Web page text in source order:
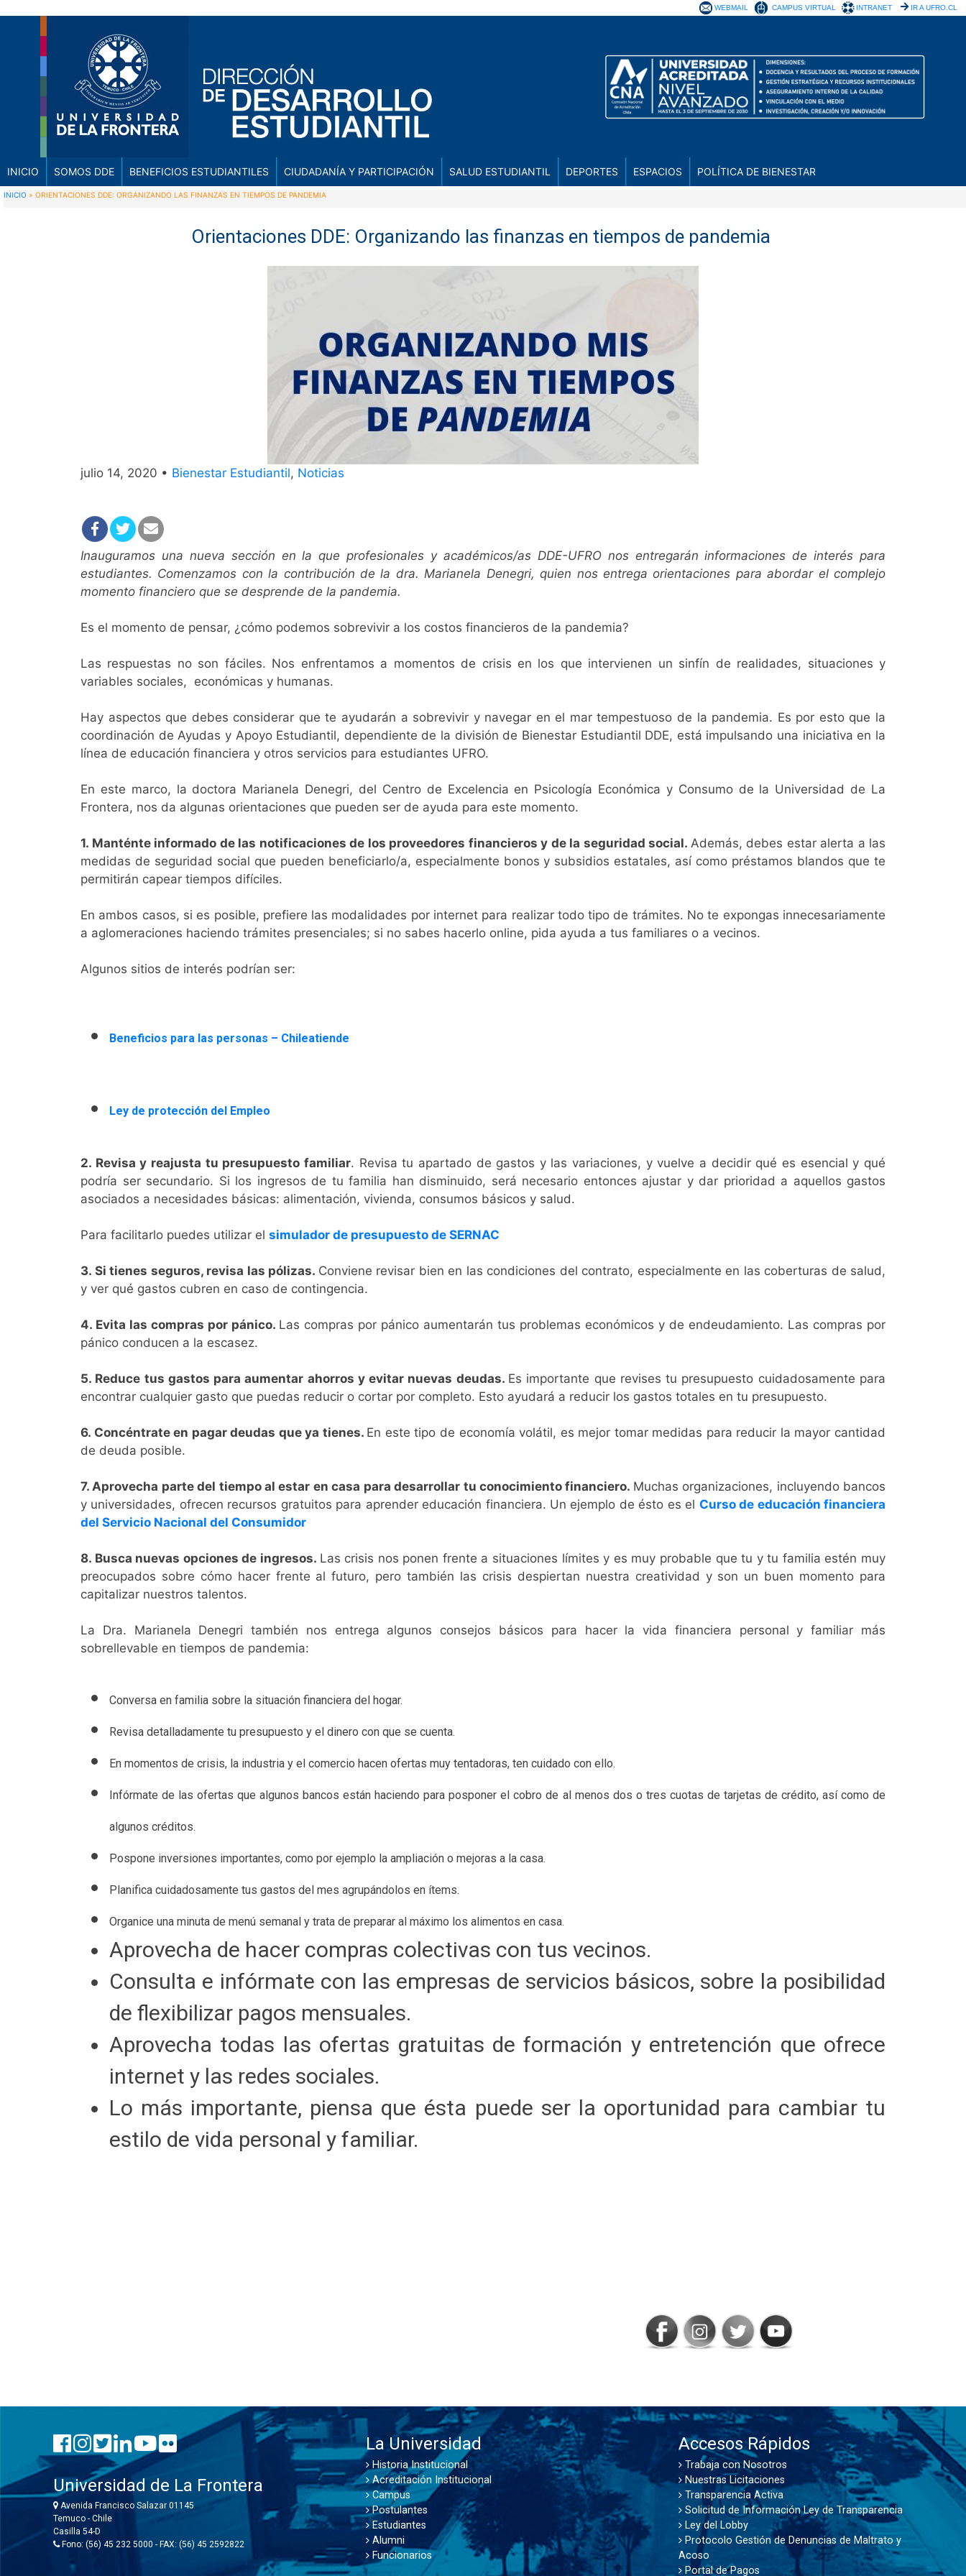
WEBMAIL CAMPUS VIRTUAL INTRANET IR A UFRO.CL
INICIO SOMOS DDE BENEFICIOS ESTUDIANTILES CIUDADANÍA Y PARTICIPACIÓN SALUD ESTUDIANTIL DEPORTES ESPACIOS POLÍTICA DE BIENESTAR
INICIO » ORIENTACIONES DDE: ORGANIZANDO LAS FINANZAS EN TIEMPOS DE PANDEMIA
Orientaciones DDE: Organizando las finanzas en tiempos de pandemia
julio 14, 2020 • Bienestar Estudiantil, Noticias
Inauguramos una nueva sección en la que profesionales y académicos/as DDE-UFRO nos entregarán informaciones de interés para
estudiantes. Comenzamos con la contribución de la dra. Marianela Denegri, quien nos entrega orientaciones para abordar el complejo
momento financiero que se desprende de la pandemia.
Es el momento de pensar, ¿cómo podemos sobrevivir a los costos financieros de la pandemia?
Las respuestas no son fáciles. Nos enfrentamos a momentos de crisis en los que intervienen un sinfín de realidades, situaciones y
variables sociales, económicas y humanas.
Hay aspectos que debes considerar que te ayudarán a sobrevivir y navegar en el mar tempestuoso de la pandemia. Es por esto que la
coordinación de Ayudas y Apoyo Estudiantil, dependiente de la división de Bienestar Estudiantil DDE, está impulsando una iniciativa en la
línea de educación financiera y otros servicios para estudiantes UFRO.
En este marco, la doctora Marianela Denegri, del Centro de Excelencia en Psicología Económica y Consumo de la Universidad de La
Frontera, nos da algunas orientaciones que pueden ser de ayuda para este momento.
1. Manténte informado de las notificaciones de los proveedores financieros y de la seguridad social. Además, debes estar alerta a las
medidas de seguridad social que pueden beneficiarlo/a, especialmente bonos y subsidios estatales, así como préstamos blandos que te
permitirán capear tiempos difíciles.
En ambos casos, si es posible, prefiere las modalidades por internet para realizar todo tipo de trámites. No te expongas innecesariamente
a aglomeraciones haciendo trámites presenciales; si no sabes hacerlo online, pida ayuda a tus familiares o a vecinos.
Algunos sitios de interés podrían ser:
Beneficios para las personas – Chileatiende
Ley de protección del Empleo
2. Revisa y reajusta tu presupuesto familiar. Revisa tu apartado de gastos y las variaciones, y vuelve a decidir qué es esencial y qué
podría ser secundario. Si los ingresos de tu familia han disminuido, será necesario entonces ajustar y dar prioridad a aquellos gastos
asociados a necesidades básicas: alimentación, vivienda, consumos básicos y salud.
Para facilitarlo puedes utilizar el simulador de presupuesto de SERNAC
3. Si tienes seguros, revisa las pólizas. Conviene revisar bien en las condiciones del contrato, especialmente en las coberturas de salud,
y ver qué gastos cubren en caso de contingencia.
4. Evita las compras por pánico. Las compras por pánico aumentarán tus problemas económicos y de endeudamiento. Las compras por
pánico conducen a la escasez.
5. Reduce tus gastos para aumentar ahorros y evitar nuevas deudas. Es importante que revises tu presupuesto cuidadosamente para
encontrar cualquier gasto que puedas reducir o cortar por completo. Esto ayudará a reducir los gastos totales en tu presupuesto.
6. Concéntrate en pagar deudas que ya tienes. En este tipo de economía volátil, es mejor tomar medidas para reducir la mayor cantidad
de deuda posible.
7. Aprovecha parte del tiempo al estar en casa para desarrollar tu conocimiento financiero. Muchas organizaciones, incluyendo bancos
y universidades, ofrecen recursos gratuitos para aprender educación financiera. Un ejemplo de ésto es el Curso de educación financiera
del Servicio Nacional del Consumidor
8. Busca nuevas opciones de ingresos. Las crisis nos ponen frente a situaciones límites y es muy probable que tu y tu familia estén muy
preocupados sobre cómo hacer frente al futuro, pero también las crisis despiertan nuestra creatividad y son un buen momento para
capitalizar nuestros talentos.
La Dra. Marianela Denegri también nos entrega algunos consejos básicos para hacer la vida financiera personal y familiar más
sobrellevable en tiempos de pandemia:
Conversa en familia sobre la situación financiera del hogar.
Revisa detalladamente tu presupuesto y el dinero con que se cuenta.
En momentos de crisis, la industria y el comercio hacen ofertas muy tentadoras, ten cuidado con ello.
Infórmate de las ofertas que algunos bancos están haciendo para posponer el cobro de al menos dos o tres cuotas de tarjetas de crédito, así como de
algunos créditos.
Pospone inversiones importantes, como por ejemplo la ampliación o mejoras a la casa.
Planifica cuidadosamente tus gastos del mes agrupándolos en ítems.
Organice una minuta de menú semanal y trata de preparar al máximo los alimentos en casa.
Aprovecha de hacer compras colectivas con tus vecinos.
Consulta e infórmate con las empresas de servicios básicos, sobre la posibilidad
de flexibilizar pagos mensuales.
Aprovecha todas las ofertas gratuitas de formación y entretención que ofrece
internet y las redes sociales.
Lo más importante, piensa que ésta puede ser la oportunidad para cambiar tu
estilo de vida personal y familiar.
Universidad de La Frontera
Avenida Francisco Salazar 01145
Temuco - Chile
Casilla 54-D
Fono: (56) 45 232 5000 - FAX: (56) 45 2592822
La Universidad
Historia Institucional
Acreditación Institucional
Campus
Postulantes
Estudiantes
Alumni
Funcionarios
Accesos Rápidos
Trabaja con Nosotros
Nuestras Licitaciones
Transparencia Activa
Solicitud de Información Ley de Transparencia
Ley del Lobby
Protocolo Gestión de Denuncias de Maltrato y
Acoso
Portal de Pagos